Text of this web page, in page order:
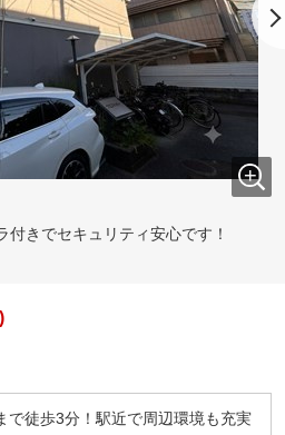
付きでセキュリティ安心です！
で徒歩3分！駅近で周辺環境も充実